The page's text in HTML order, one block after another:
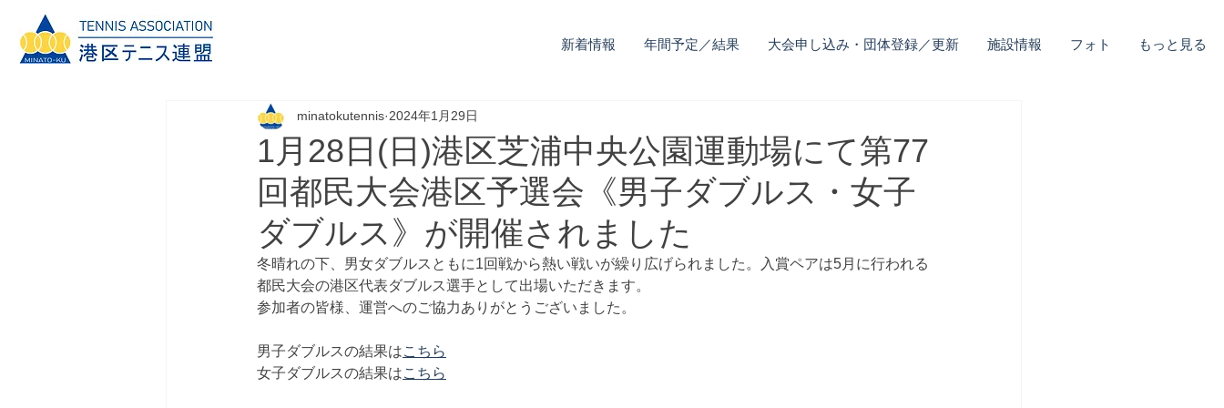
新着情報 年間予定／結果 大会申し込み・団体登録／更新 施設情報 フォト もっと見る
1月28日(日)港区芝浦中央公園運動場にて第77
回都民大会港区予選会《男子ダブルス・女子
ダブルス》が開催されました
minatokutennis 2024年1月29日
冬晴れの下、男女ダブルスともに1回戦から熱い戦いが繰り広げられました。入賞ペアは5月に行われる
都民大会の港区代表ダブルス選手として出場いただきます。
参加者の皆様、運営へのご協力ありがとうございました。
男子ダブルスの結果はこちら
女子ダブルスの結果はこちら